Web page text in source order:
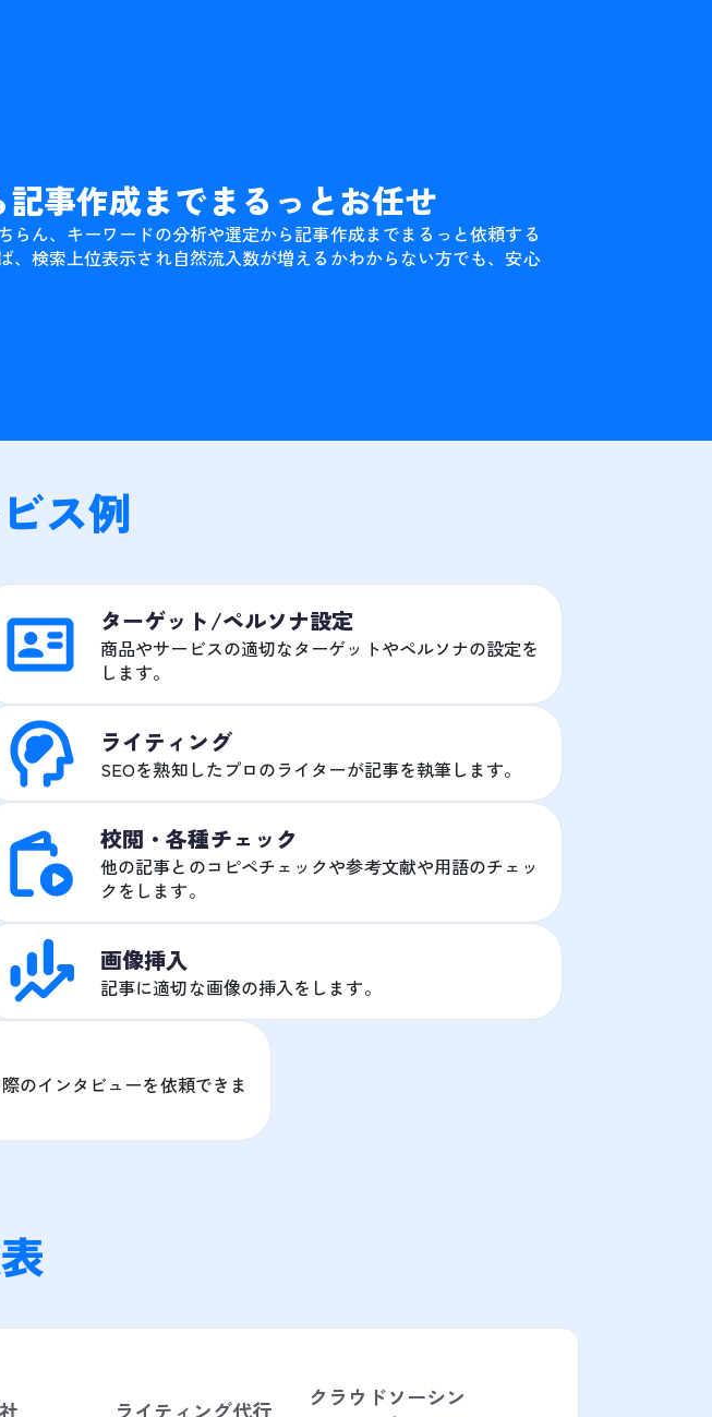
事作成までまるっとお任せ
らん、キーワードの分析や選定から記事作成までまるっと依頼する
、検索上位表示され自然流入数が増えるかわからない方でも、安心
ス例
ターゲット/ペルソナ設定
商品やサービスの適切なターゲットやペルソナの設定を
します。
ライティング
SEOを熟知したプロのライターが記事を執筆します。
校閲・各種チェック
他の記事とのコピペチェックや参考文献や用語のチェッ
クをします。
画像挿入
記事に適切な画像の挿入をします。
のインタビューを依頼できま
ライティング代行
クラウドソーシン